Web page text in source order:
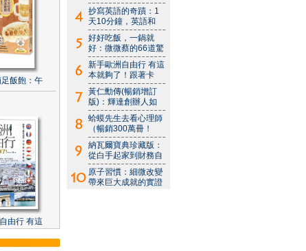
飯飽：午
由行 有這
抄寫英語的奇蹟：1
天10分鐘，英語和
好好吃飯，一鍋就
好：微微蔡的66道驚
新手歐洲自由行 有這
本就夠了！跟著卡
黃仁勳傳(暢銷增訂
版)：輝達創辦人如
蛤蟆先生去看心理師
（暢銷300萬冊！
納瓦爾寶典珍藏版：
從白手起家到財務自
原子習慣：細微改變
帶來巨大成就的實證